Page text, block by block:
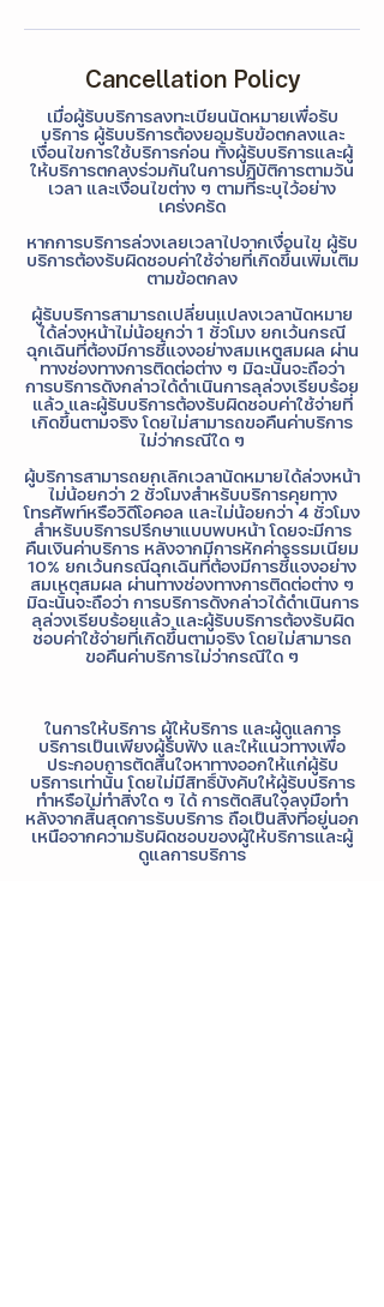
Cancellation Policy
เมื่อผู้รับบริการลงทะเบียนนัดหมายเพื่อรับ
บริการ ผู้รับบริการต้องยอมรับข้อตกลงและ
เงื่อนไขการใช้บริการก่อน ทั้งผู้รับบริการและผู้
ให้บริการตกลงร่วมกันในการปฏิบัติการตามวัน
เวลา และเงื่อนไขต่าง ๆ ตามที่ระบุไว้อย่าง
เคร่งครัด
หากการบริการล่วงเลยเวลาไปจากเงื่อนไข ผู้รับ
บริการต้องรับผิดชอบค่าใช้จ่ายที่เกิดขึ้นเพิ่มเติม
ตามข้อตกลง
ผู้รับบริการสามารถเปลี่ยนแปลงเวลานัดหมาย
ได้ล่วงหน้าไม่น้อยกว่า 1 ชั่วโมง ยกเว้นกรณี
ฉุกเฉินที่ต้องมีการชี้แจงอย่างสมเหตุสมผล ผ่าน
ทางช่องทางการติดต่อต่าง ๆ มิฉะนั้นจะถือว่า
การบริการดังกล่าวได้ดำเนินการลุล่วงเรียบร้อย
แล้ว และผู้รับบริการต้องรับผิดชอบค่าใช้จ่ายที่
เกิดขึ้นตามจริง โดยไม่สามารถขอคืนค่าบริการ
ไม่ว่ากรณีใด ๆ
ผู้บริการสามารถยกเลิกเวลานัดหมายได้ล่วงหน้า
ไม่น้อยกว่า 2 ชั่วโมงสำหรับบริการคุยทาง
โทรศัพท์หรือวิดีโอคอล และไม่น้อยกว่า 4 ชั่วโมง
สำหรับบริการปรึกษาแบบพบหน้า โดยจะมีการ
คืนเงินค่าบริการ หลังจากมีการหักค่าธรรมเนียม
10% ยกเว้นกรณีฉุกเฉินที่ต้องมีการชี้แจงอย่าง
สมเหตุสมผล ผ่านทางช่องทางการติดต่อต่าง ๆ
มิฉะนั้นจะถือว่า การบริการดังกล่าวได้ดำเนินการ
ลุล่วงเรียบร้อยแล้ว และผู้รับบริการต้องรับผิด
ชอบค่าใช้จ่ายที่เกิดขึ้นตามจริง โดยไม่สามารถ
ขอคืนค่าบริการไม่ว่ากรณีใด ๆ
ในการให้บริการ ผู้ให้บริการ และผู้ดูแลการ
บริการเป็นเพียงผู้รับฟัง และให้แนวทางเพื่อ
ประกอบการตัดสินใจหาทางออกให้แก่ผู้รับ
บริการเท่านั้น โดยไม่มีสิทธิ์บังคับให้ผู้รับบริการ
ทำหรือไม่ทำสิ่งใด ๆ ได้ การตัดสินใจลงมือทำ
หลังจากสิ้นสุดการรับบริการ ถือเป็นสิ่งที่อยู่นอก
เหนือจากความรับผิดชอบของผู้ให้บริการและผู้
ดูแลการบริการ